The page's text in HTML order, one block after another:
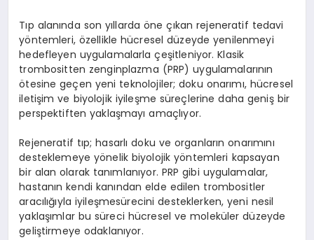
Tıp alanında son yıllarda öne çıkan rejeneratif tedavi
yöntemleri, özellikle hücresel düzeyde yenilenmeyi
hedefleyen uygulamalarla çeşitleniyor. Klasik
trombositten zenginplazma (PRP) uygulamalarının
ötesine geçen yeni teknolojiler; doku onarımı, hücresel
iletişim ve biyolojik iyileşme süreçlerine daha geniş bir
perspektiften yaklaşmayı amaçlıyor.
Rejeneratif tıp; hasarlı doku ve organların onarımını
desteklemeye yönelik biyolojik yöntemleri kapsayan
bir alan olarak tanımlanıyor. PRP gibi uygulamalar,
hastanın kendi kanından elde edilen trombositler
aracılığıyla iyileşmesürecini desteklerken, yeni nesil
yaklaşımlar bu süreci hücresel ve moleküler düzeyde
geliştirmeye odaklanıyor.